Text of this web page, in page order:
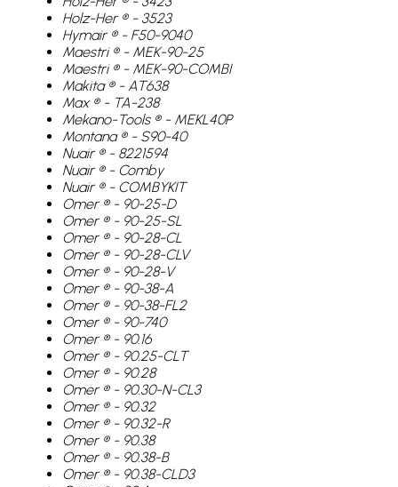
Holz-Her ® - 3523
Hymair ® - F50-9040
Maestri ® - MEK-90-25
Maestri ® - MEK-90-COMBI
Makita ® - AT638
Max ® - TA-238
Mekano-Tools ® - MEKL40P
Montana ® - S90-40
Nuair ® - 8221594
Nuair ® - Comby
Nuair ® - COMBYKIT
Omer ® - 90-25-D
Omer ® - 90-25-SL
Omer ® - 90-28-CL
Omer ® - 90-28-CLV
Omer ® - 90-28-V
Omer ® - 90-38-A
Omer ® - 90-38-FL2
Omer ® - 90-740
Omer ® - 90.16
Omer ® - 90.25-CLT
Omer ® - 90.28
Omer ® - 90.30-N-CL3
Omer ® - 90.32
Omer ® - 90.32-R
Omer ® - 90.38
Omer ® - 90.38-B
Omer ® - 90.38-CLD3